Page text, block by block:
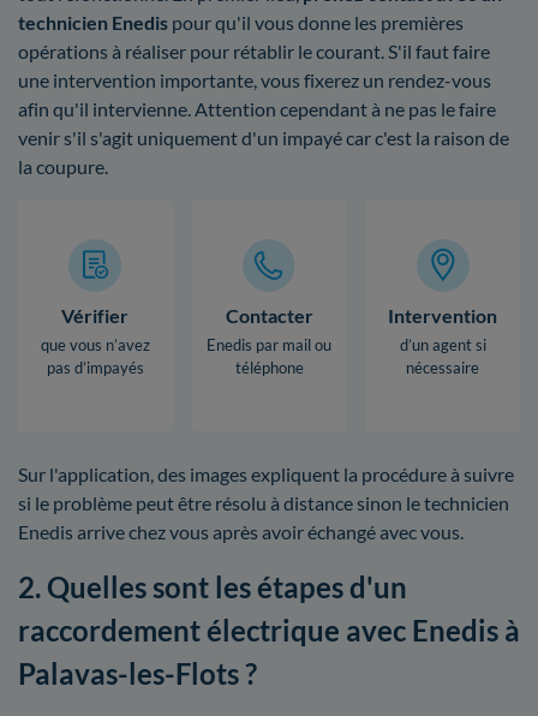
technicien Enedis pour qu'il vous donne les premières
opérations à réaliser pour rétablir le courant. S'il faut faire
une intervention importante, vous fixerez un rendez-vous
afin qu'il intervienne. Attention cependant à ne pas le faire
venir s'il s'agit uniquement d'un impayé car c'est la raison de
la coupure.
Vérifier
que vous n’avez
pas d’impayés
Contacter
Enedis par mail ou
téléphone
Intervention
d’un agent si
nécessaire
Sur l'application, des images expliquent la procédure à suivre
si le problème peut être résolu à distance sinon le technicien
Enedis arrive chez vous après avoir échangé avec vous.
2. Quelles sont les étapes d'un
raccordement électrique avec Enedis à
Palavas-les-Flots ?